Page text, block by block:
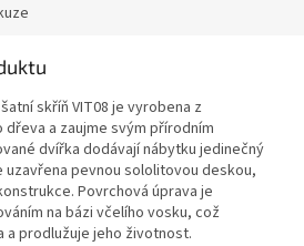
skříň VIT08 je vyrobena z
a zaujme svým přírodním
dvířka dodávají nábytku jedinečný
uzavřena pevnou sololitovou deskou,
Povrchová úprava je
na bázi včelího vosku, což
a prodlužuje jeho životnost.